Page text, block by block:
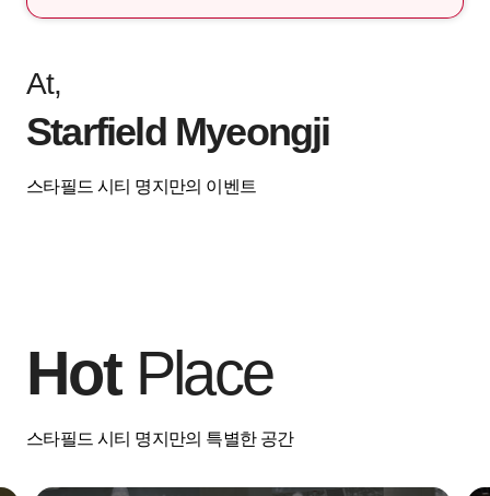
At,
Starfield Myeongji
스타필드 시티 명지만의 이벤트
HotPlace
스타필드 시티 명지만의 특별한 공간